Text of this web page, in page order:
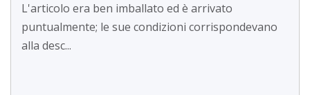
L'articolo era ben imballato ed è arrivato
puntualmente; le sue condizioni corrispondevano
alla desc...